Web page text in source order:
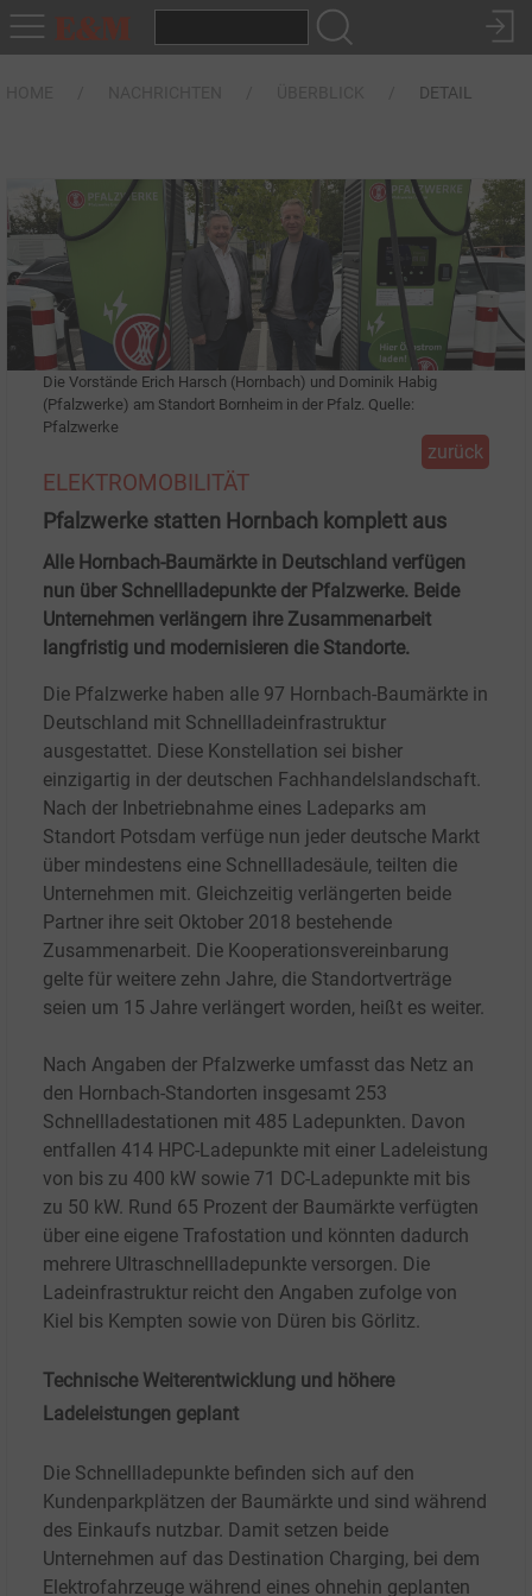
DETAIL
Die Vorstände Erich Harsch (Hornbach) und Dominik Habig
(Pfalzwerke) am Standort Bornheim in der Pfalz. Quelle:
Pfalzwerke
zurück
ELEKTROMOBILITÄT
Pfalzwerke statten Hornbach komplett aus
Alle Hornbach-Baumärkte in Deutschland verfügen
nun über Schnellladepunkte der Pfalzwerke. Beide
Unternehmen verlängern ihre Zusammenarbeit
langfristig und modernisieren die Standorte.
Die Pfalzwerke haben alle 97 Hornbach-Baumärkte in
Deutschland mit Schnellladeinfrastruktur
ausgestattet. Diese Konstellation sei bisher
einzigartig in der deutschen Fachhandelslandschaft.
Nach der Inbetriebnahme eines Ladeparks am
Standort Potsdam verfüge nun jeder deutsche Markt
über mindestens eine Schnellladesäule, teilten die
Unternehmen mit. Gleichzeitig verlängerten beide
Partner ihre seit Oktober 2018 bestehende
Zusammenarbeit. Die Kooperationsvereinbarung
gelte für weitere zehn Jahre, die Standortverträge
seien um 15 Jahre verlängert worden, heißt es weiter.
Nach Angaben der Pfalzwerke umfasst das Netz an
den Hornbach-Standorten insgesamt 253
Schnellladestationen mit 485 Ladepunkten. Davon
entfallen 414 HPC-Ladepunkte mit einer Ladeleistung
von bis zu 400 kW sowie 71 DC-Ladepunkte mit bis
zu 50 kW. Rund 65 Prozent der Baumärkte verfügten
über eine eigene Trafostation und könnten dadurch
mehrere Ultraschnellladepunkte versorgen. Die
Ladeinfrastruktur reicht den Angaben zufolge von
Kiel bis Kempten sowie von Düren bis Görlitz.
Technische Weiterentwicklung und höhere
Ladeleistungen geplant
Die Schnellladepunkte befinden sich auf den
Kundenparkplätzen der Baumärkte und sind während
des Einkaufs nutzbar. Damit setzen beide
Unternehmen auf das Destination Charging, bei dem
Elektrofahrzeuge während eines ohnehin geplanten